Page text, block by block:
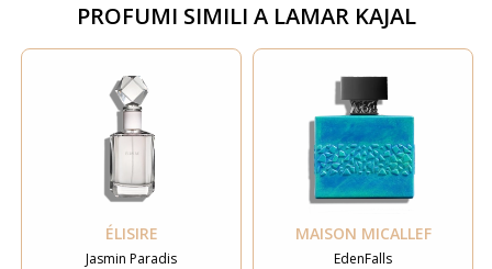
PROFUMI SIMILI ALAMAR KAJAL
ÉLISIRE
Jasmin Paradis
MAISON MICALLEF
EdenFalls